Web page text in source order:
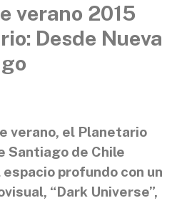
verano 2015
Desde Nueva
verano, el Planetario
Santiago de Chile
profundo con un
“Dark Universe”,